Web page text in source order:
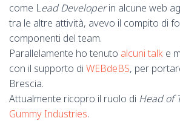
come Lead Developerin alcune web
tra le altre attività, avevo il compito di
componenti del team.
Parallelamente ho tenuto alcuni talk e
con il supporto di WEBdeBS, per
Brescia.
Attualmente ricopro il ruolo di Head of
Gummy Industries.